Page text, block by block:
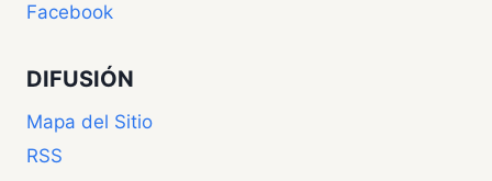
Facebook
DIFUSIÓN
Mapa del Sitio
RSS